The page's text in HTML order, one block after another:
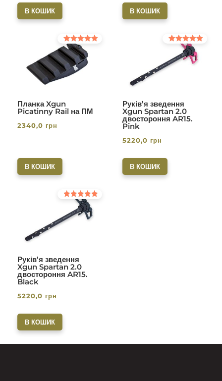
В КОШИК В КОШИК
Планка Xgun
Picatinny Rail на ПМ
Оцінено в
5.00
з 5
2340,0 грн
В КОШИК
Руків’я зведення
Xgun Spartan 2.0
двостороння AR15.
Pink
Оцінено в
з 5
5220,0 грн
В КОШИК
Руків’я зведення
Xgun Spartan 2.0
двостороння AR15.
Black
Оцінено в
з 5
5220,0 грн
В КОШИК